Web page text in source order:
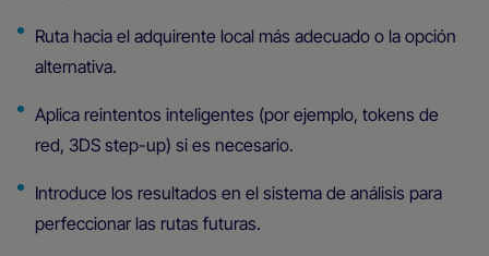
Ruta hacia el adquirente local más adecuado o la opción
alternativa.
Aplica reintentos inteligentes (por ejemplo, tokens de
red, 3DS step-up) si es necesario.
Introduce los resultados en el sistema de análisis para
perfeccionar las rutas futuras.